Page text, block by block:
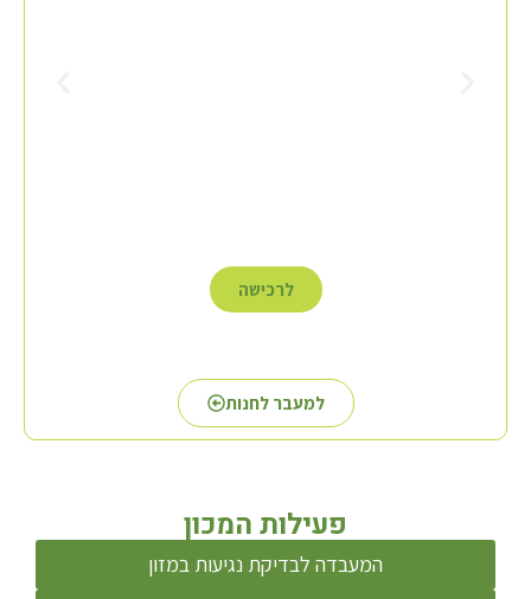
לרכישה
למעבר לחנות
פעילות המכון
המעבדה לבדיקת נגיעות במזון